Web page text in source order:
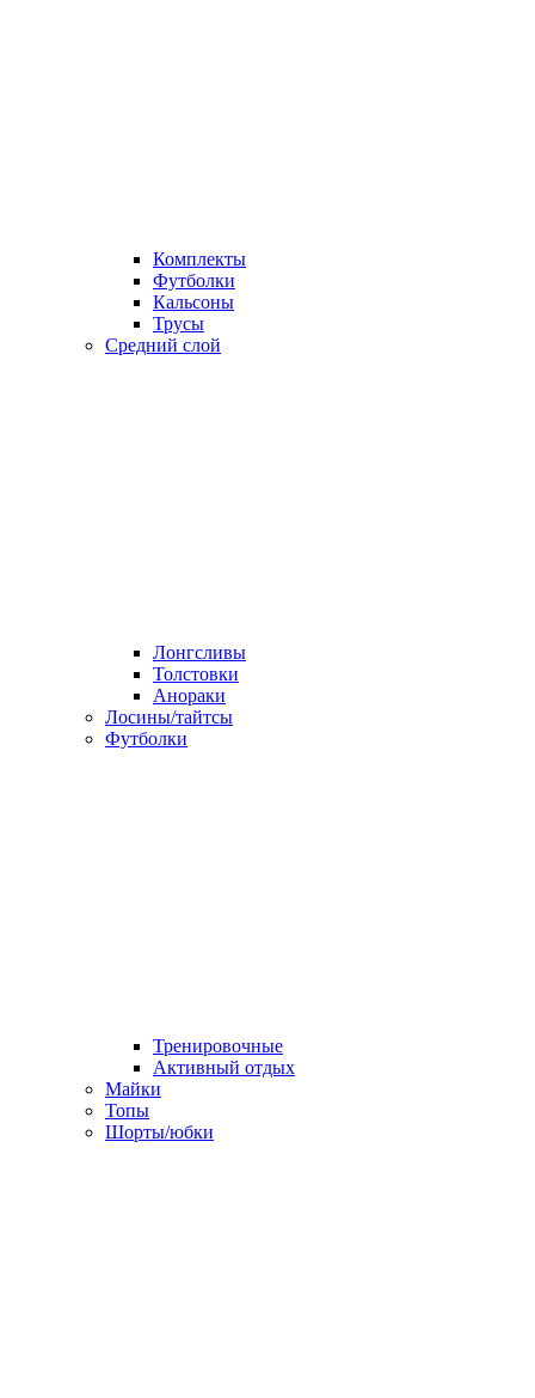
Комплекты
Футболки
Кальсоны
Трусы
Средний слой
Лонгсливы
Толстовки
Анораки
Лосины/тайтсы
Футболки
Тренировочные
Активный отдых
Майки
Топы
Шорты/юбки